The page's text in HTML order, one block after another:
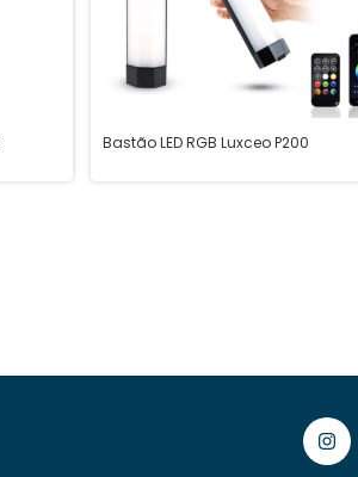
Bastão LED RGB Luxceo P200